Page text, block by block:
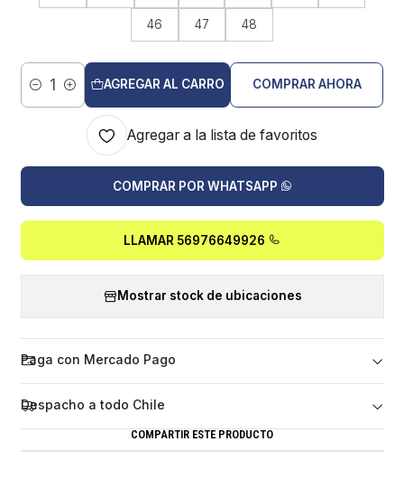
46 47 48
Cantidad
AGREGAR AL CARRO COMPRAR AHORA
Agregar a la lista de favoritos
COMPRAR POR WHATSAPP
LLAMAR 56976649926
Mostrar stock de ubicaciones
Paga con Mercado Pago
Despacho a todo Chile
COMPARTIR ESTE PRODUCTO